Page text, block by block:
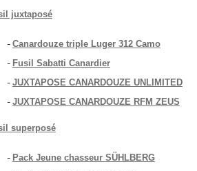
juxtaposé
- Canardouze triple Luger 312 Camo
- Fusil Sabatti Canardier
- JUXTAPOSE CANARDOUZE UNLIMITED
- JUXTAPOSE CANARDOUZE RFM ZEUS
superposé
- Pack Jeune chasseur SÜHLBERG